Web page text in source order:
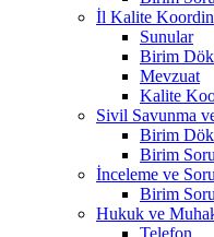
İl Kalite
Sunular
Birim
Mevzuat
Kalite
Sivil Savunma
Birim
Birim
İnceleme ve
Birim
Hukuk ve
Telefon